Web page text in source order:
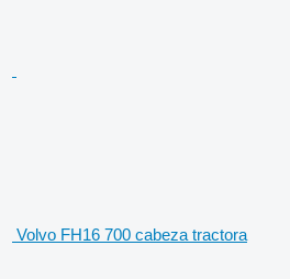
Volvo FH16 700 cabeza tractora